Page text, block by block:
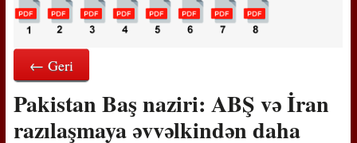
← Geri
Pakistan Baş naziri: ABŞ və İran
razılaşmaya əvvəlkindən daha